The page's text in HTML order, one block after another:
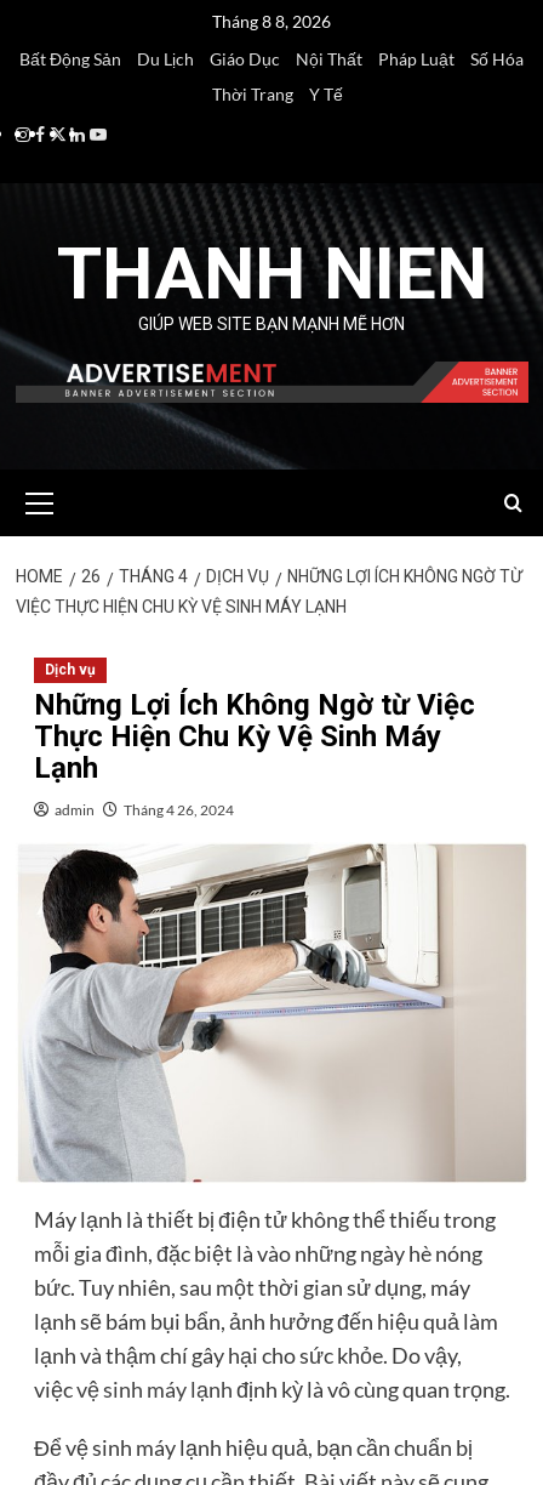
Tháng 8 8, 2026
Bất Động Sản
Du Lịch Giáo Dục Nội Thất Pháp Luật
Số Hóa
Thời Trang
Y Tế
Instagram
Facebook
Twitter
Linkedin
Youtube
THANH NIEN
GIÚP WEB SITE BẠN MẠNH MẼ HƠN
Menu
HOME 26 THÁNG 4 DỊCH VỤ
NHỮNG LỢI ÍCH KHÔNG NGỜ TỪ
VIỆC THỰC HIỆN CHU KỲ VỆ SINH MÁY LẠNH
Dịch vụ
Những Lợi Ích Không Ngờ từ Việc
Thực Hiện Chu Kỳ Vệ Sinh Máy
Lạnh
admin Tháng 4 26, 2024
Máy lạnh là thiết bị điện tử không thể thiếu trong
mỗi gia đình, đặc biệt là vào những ngày hè nóng
bức. Tuy nhiên, sau một thời gian sử dụng, máy
lạnh sẽ bám bụi bẩn, ảnh hưởng đến hiệu quả làm
lạnh và thậm chí gây hại cho sức khỏe. Do vậy,
việcvệ sinh máy lạnhđịnh kỳ là vô cùng quan trọng.
Để vệ sinh máy lạnh hiệu quả, bạn cần chuẩn bị